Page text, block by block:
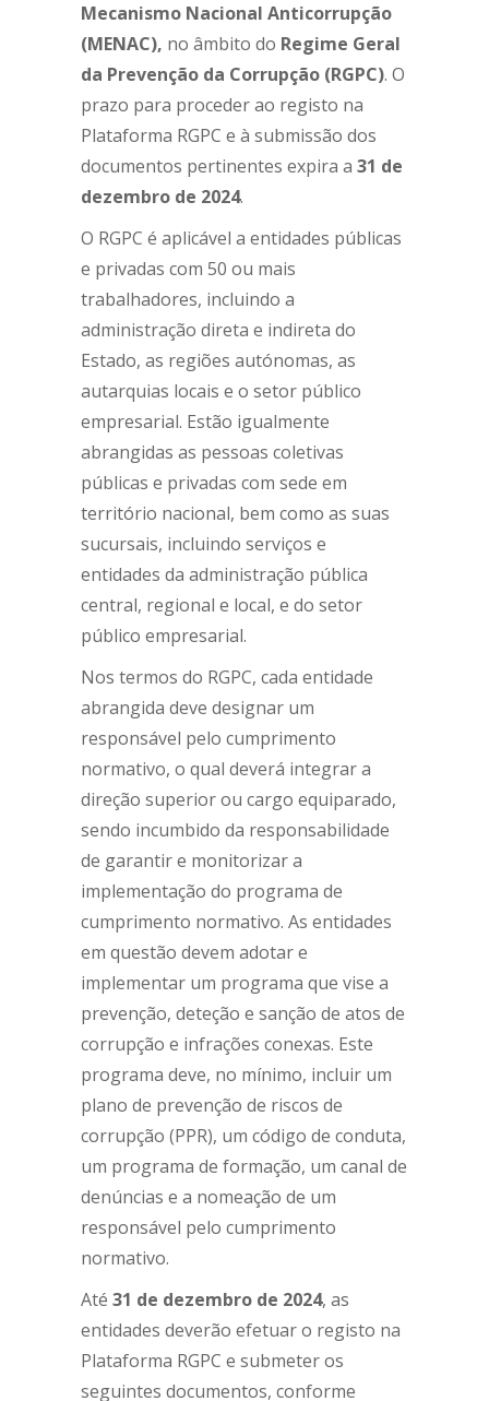
Mecanismo Nacional Anticorrupção
(MENAC), no âmbito do Regime Geral
da Prevenção da Corrupção (RGPC). O
prazo para proceder ao registo na
Plataforma RGPC e à submissão dos
documentos pertinentes expira a 31 de
dezembro de 2024.
O RGPC é aplicável a entidades públicas
e privadas com 50 ou mais
trabalhadores, incluindo a
administração direta e indireta do
Estado, as regiões autónomas, as
autarquias locais e o setor público
empresarial. Estão igualmente
abrangidas as pessoas coletivas
públicas e privadas com sede em
território nacional, bem como as suas
sucursais, incluindo serviços e
entidades da administração pública
central, regional e local, e do setor
público empresarial.
Nos termos do RGPC, cada entidade
abrangida deve designar um
responsável pelo cumprimento
normativo, o qual deverá integrar a
direção superior ou cargo equiparado,
sendo incumbido da responsabilidade
de garantir e monitorizar a
implementação do programa de
cumprimento normativo. As entidades
em questão devem adotar e
implementar um programa que vise a
prevenção, deteção e sanção de atos de
corrupção e infrações conexas. Este
programa deve, no mínimo, incluir um
plano de prevenção de riscos de
corrupção (PPR), um código de conduta,
um programa de formação, um canal de
denúncias e a nomeação de um
responsável pelo cumprimento
normativo.
Até 31 de dezembro de 2024, as
entidades deverão efetuar o registo na
Plataforma RGPC e submeter os
seguintes documentos, conforme